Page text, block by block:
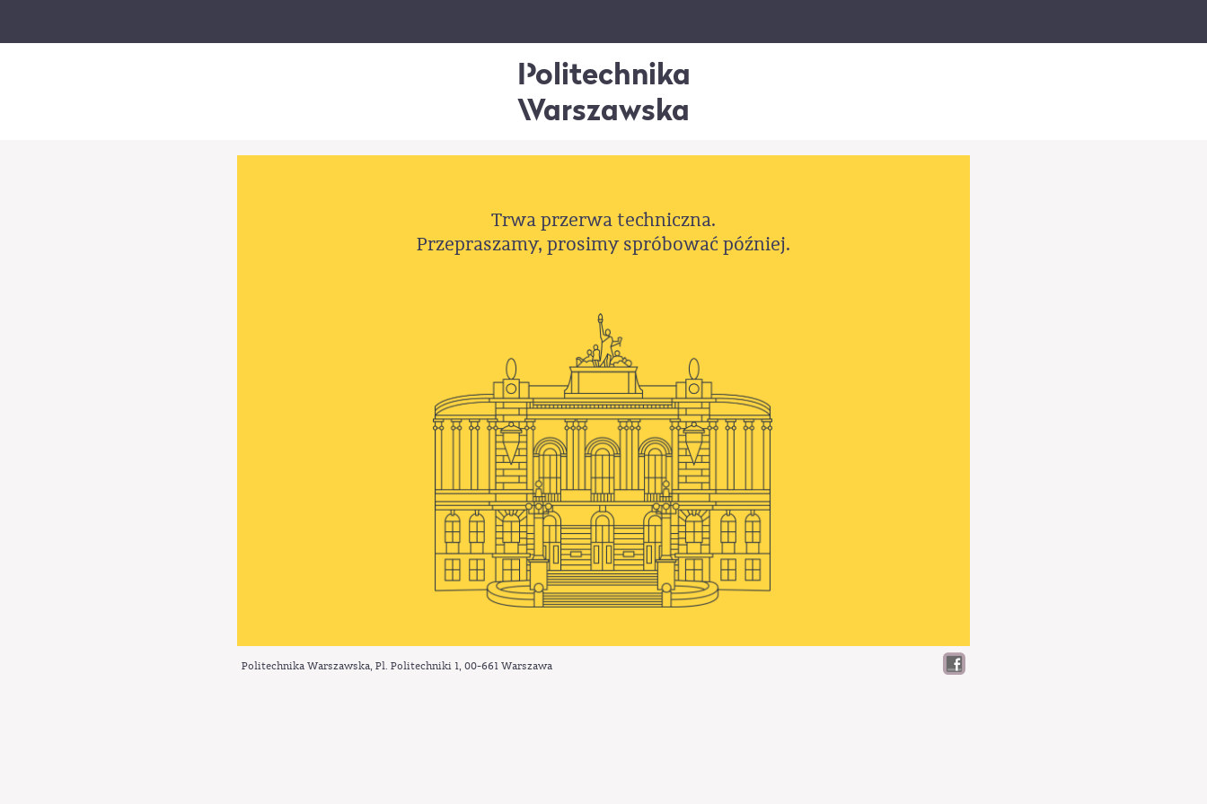
Politechnika
Warszawska
Trwa przerwa techniczna.
Przepraszamy, prosimy spróbować później.
Politechnika Warszawska, Pl. Politechniki 1, 00-661Warszawa